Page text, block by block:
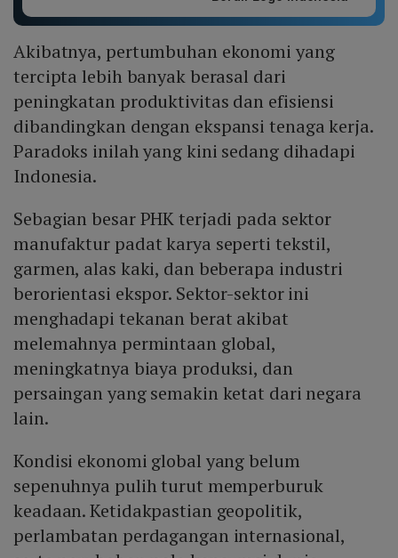
Akibatnya, pertumbuhan ekonomi yang
tercipta lebih banyak berasal dari
peningkatan produktivitas dan efisiensi
dibandingkan dengan ekspansi tenaga kerja.
Paradoks inilah yang kini sedang dihadapi
Indonesia.
Sebagian besar PHK terjadi pada sektor
manufaktur padat karya seperti tekstil,
garmen, alas kaki, dan beberapa industri
berorientasi ekspor. Sektor-sektor ini
menghadapi tekanan berat akibat
melemahnya permintaan global,
meningkatnya biaya produksi, dan
persaingan yang semakin ketat dari negara
lain.
Kondisi ekonomi global yang belum
sepenuhnya pulih turut memperburuk
keadaan. Ketidakpastian geopolitik,
perlambatan perdagangan internasional,